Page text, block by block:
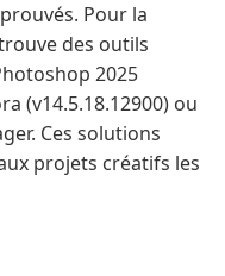
Pour la
des outils
2025
(v14.5.18.12900) ou
Ces solutions
projets créatifs les